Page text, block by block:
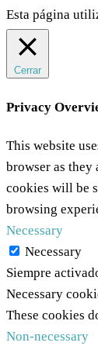
Esta página
Cerrar
Privacy
This website
browser as
cookies will be
browsing
Necessary
Necessary
Siempre
Necessary
These cookies
Non-necessary